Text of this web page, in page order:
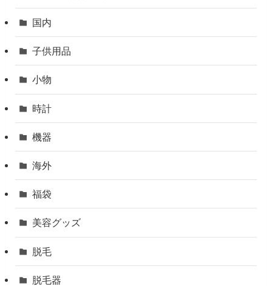
国内
子供用品
小物
時計
機器
海外
福袋
美容グッズ
脱毛
脱毛器